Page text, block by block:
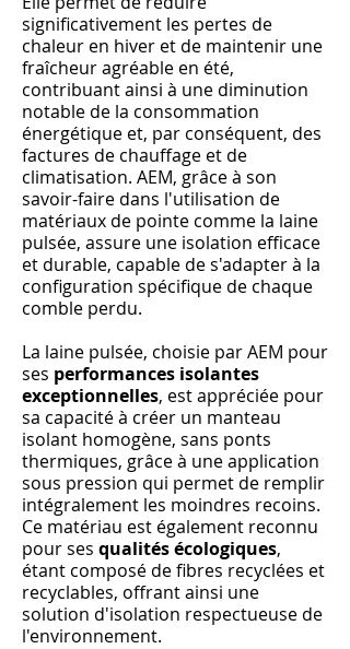
significativement les pertes de
chaleur en hiver et de maintenir une
fraîcheur agréable en été,
contribuant ainsi à une diminution
notable de la consommation
énergétique et, par conséquent, des
factures de chauffage et de
climatisation. AEM, grâce à son
savoir-faire dans l'utilisation de
matériaux de pointe comme la laine
pulsée, assure une isolation efficace
et durable, capable de s'adapter à la
configuration spécifique de chaque
comble perdu.
La laine pulsée, choisie par AEM pour
ses performances isolantes
exceptionnelles, est appréciée pour
sa capacité à créer un manteau
isolant homogène, sans ponts
thermiques, grâce à une application
sous pression qui permet de remplir
intégralement les moindres recoins.
Ce matériau est également reconnu
pour ses qualités écologiques,
étant composé de fibres recyclées et
recyclables, offrant ainsi une
solution d'isolation respectueuse de
l'environnement.